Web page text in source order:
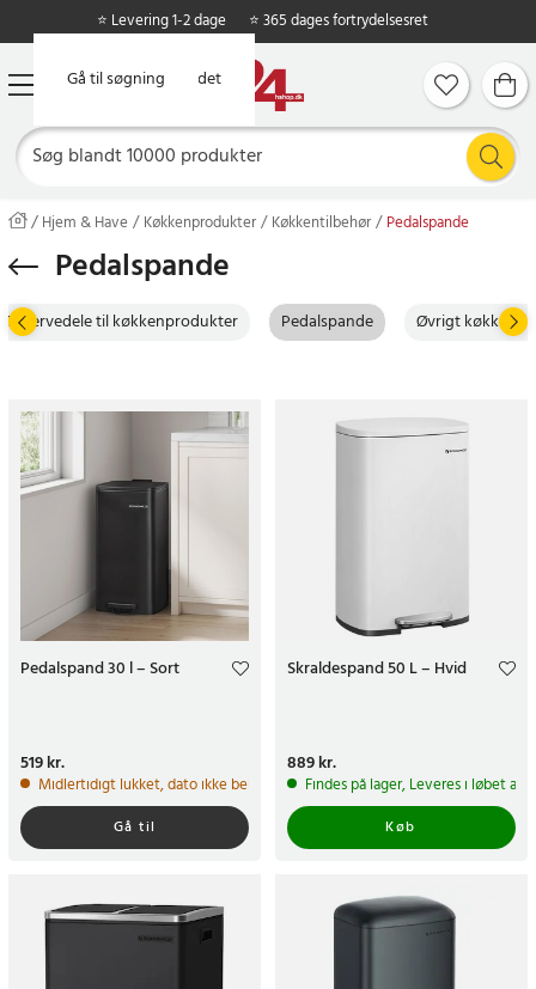
Gå til hovedindholdet
Gå til søgning
⭐ Levering 1-2 dage ⭐ 365 dages fortrydelsesret
Hjem & Have Køkkenprodukter Køkkentilbehør Pedalspande
Pedalspande
Reservedele til køkkenprodukter Pedalspande Øvrigt
Pedalspand 30 l – Sort
Pris:519 kr.
519 kr.
Midlertidigt lukket, dato ikke bekræftet
Gå til
Skraldespand 50 L – Hvid
Pris:889 kr.
889 kr.
Findes på lager, Leveres i løbet af
Køb